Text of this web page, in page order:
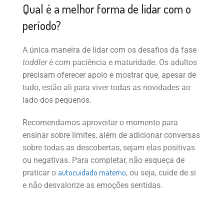
Qual é a melhor forma de lidar com o
período?
A única maneira de lidar com os desafios da fase
toddleré com paciência e maturidade. Os adultos
precisam oferecer apoio e mostrar que, apesar de
tudo, estão ali para viver todas as novidades ao
lado dos pequenos.
Recomendamos aproveitar o momento para
ensinar sobre limites, além de adicionar conversas
sobre todas as descobertas, sejam elas positivas
ou negativas. Para completar, não esqueça de
praticar o autocuidado materno, ou seja, cuide de si
e não desvalorize as emoções sentidas.